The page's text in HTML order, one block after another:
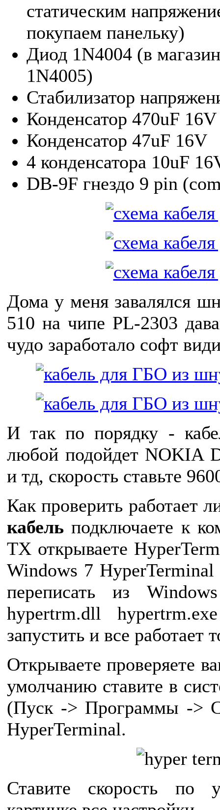
статическим
покупаем панельку)
Диод 1N4004 (в
1N4005)
Стабилизатор
Конденсатор 470uF 16V
Конденсатор 47uF 16V
4 конденсатора 10uF
DB-9F гнездо 9 pin
Дома у меня завалялся
510 на чипе PL-2303
чудо заработало софт
И так по порядку -
любой подойдет NOKIA
и тд, скорость ставьте
Как проверить работает
кабель подключаете к
TX открываете
Windows 7 HyperTerminal
переписать из
hypertrm.dll
запустить и все работает
Открываете проверяете
умолчанию ставите в
(Пуск -> Программы ->
HyperTerminal.
Ставите скорость по